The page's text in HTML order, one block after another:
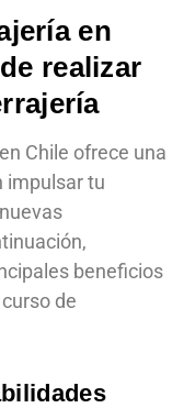
en
realizar
Chile ofrece una
impulsar tu
beneficios
de